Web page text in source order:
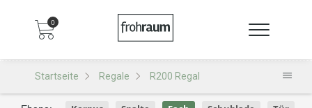
0
Startseite Regale R200 Regal